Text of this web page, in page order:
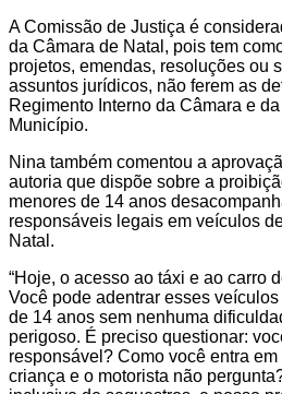
A Comissão de Justiça é
da Câmara de Natal, pois tem
projetos, emendas, resoluções ou
assuntos jurídicos, não ferem as
Regimento Interno da Câmara e
Município.
Nina também comentou a
autoria que dispõe sobre a
menores de 14 anos
responsáveis legais em veículos
Natal.
“Hoje, o acesso ao táxi e ao carro
Você pode adentrar esses
de 14 anos sem nenhuma
perigoso. É preciso questionar:
responsável? Como você entra
criança e o motorista não